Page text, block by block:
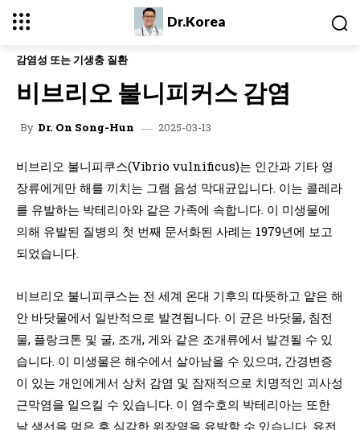
Dr.Korea
감염성 또는 기생충 질환
비브리오 불니피커스 감염
By Dr. On Song-Hun 2025-03-13
비브리오 불니피쿠스(Vibrio vulnificus)는 인간과 기타 영
장류에게만 해를 끼치는 그램 음성 막대균입니다. 이는 콜레라
를 유발하는 박테리아와 같은 가족에 속합니다. 이 미생물에
의해 유발된 질병의 첫 번째 문서화된 사례는 1979년에 보고
되었습니다.
비브리오 불니피쿠스는 전 세계 온대 기후의 따뜻하고 얕은 해
안 바닷물에서 일반적으로 발견됩니다. 이 균은 바닷물, 침전
물, 플랑크톤 및 굴, 조개, 게와 같은 조개류에서 발견될 수 있
습니다. 이 미생물은 해수에서 살아남을 수 있으며, 간경변증
이 있는 개인에게서 상처 감염 및 잠재적으로 치명적인 괴사성
근막염을 일으킬 수 있습니다. 이 염수호의 박테리아는 또한
날 생선을 먹은 후 심각한 위장염을 유발할 수 있습니다. 유전